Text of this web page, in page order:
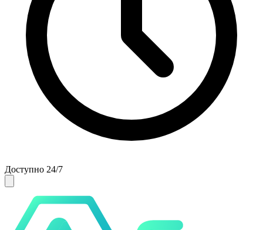
Доступно 24/7